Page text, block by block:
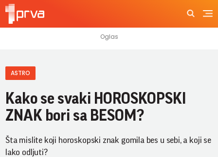
ASTRO
Kako se svaki HOROSKOPSKI
ZNAK bori sa BESOM?
Šta mislite koji horoskopski znak gomila bes u sebi, a koji se
lako odljuti?